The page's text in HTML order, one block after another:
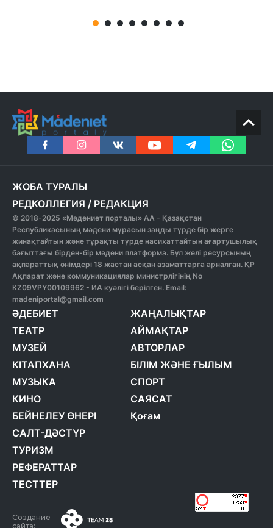
ЖОБА ТУРАЛЫ
РЕДКОЛЛЕГИЯ / РЕДАКЦИЯ
© 2018-2025 «Мәдениет порталы» АА - Қазақстан
Республикасының мәдени мұрасын заңды түрде бір жерге
жинақтайтын және тұрақты түрде насихаттайтын ағартушылық
бағыттағы бірден-бір мәдени платформа. Бұл желі ресурсының
ақпараттық өнімдері 18 жастан асқан азаматтарға арналған. ҚР
Ақпарат және коммуникациялар министрлігінің No
KZ09VPY00109962 - ИА куәлігі берілген. Email:
madeniportal@gmail.com
ӘДЕБИЕТ
ТЕАТР
МУЗЕЙ
КІТАПХАНА
МУЗЫКА
КИНО
БЕЙНЕЛЕУ ӨНЕРІ
САЛТ-ДӘСТҮР
ТУРИЗМ
РЕФЕРАТТАР
ТЕСТТЕР
ЖАҢАЛЫҚТАР
АЙМАҚТАР
АВТОРЛАР
БІЛІМ ЖӘНЕ ҒЫЛЫМ
СПОРТ
САЯСАТ
Қоғам
Создание
сайта: